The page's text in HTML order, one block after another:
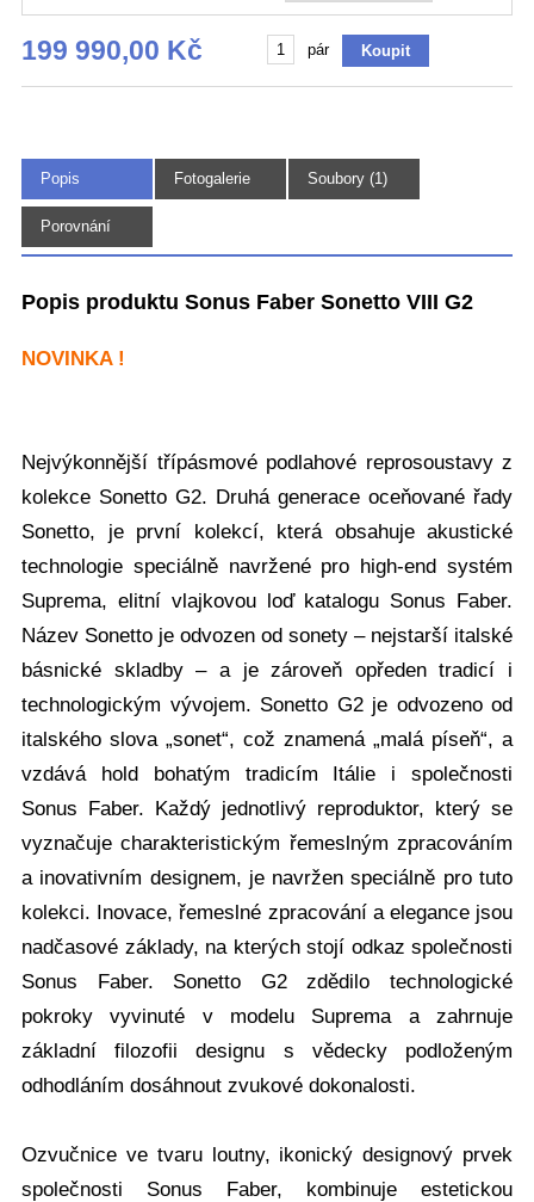
199 990,00 Kč pár
Popis Fotogalerie Soubory (1)
Porovnání
Popis produktu Sonus Faber Sonetto VIII G2
NOVINKA !
Nejvýkonnější třípásmové podlahové reprosoustavy z
kolekce Sonetto G2. Druhá generace oceňované řady
Sonetto, je první kolekcí, která obsahuje akustické
technologie speciálně navržené pro high-end systém
Suprema, elitní vlajkovou loď katalogu Sonus Faber.
Název Sonetto je odvozen od sonety – nejstarší italské
básnické skladby – a je zároveň opředen tradicí i
technologickým vývojem. Sonetto G2 je odvozeno od
italského slova „sonet“, což znamená „malá píseň“, a
vzdává hold bohatým tradicím Itálie i společnosti
Sonus Faber. Každý jednotlivý reproduktor, který se
vyznačuje charakteristickým řemeslným zpracováním
a inovativním designem, je navržen speciálně pro tuto
kolekci. Inovace, řemeslné zpracování a elegance jsou
nadčasové základy, na kterých stojí odkaz společnosti
Sonus Faber. Sonetto G2 zdědilo technologické
pokroky vyvinuté v modelu Suprema a zahrnuje
základní filozofii designu s vědecky podloženým
odhodláním dosáhnout zvukové dokonalosti.
Ozvučnice ve tvaru loutny, ikonický designový prvek
společnosti Sonus Faber, kombinuje estetickou